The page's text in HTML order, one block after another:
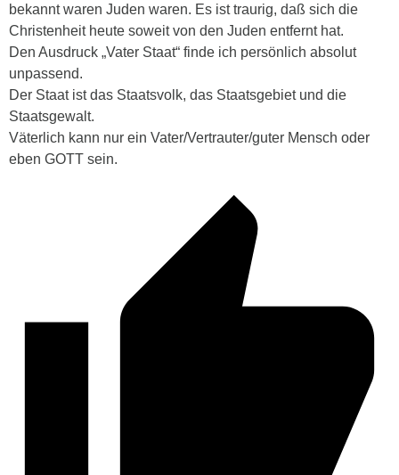
bekannt waren Juden waren. Es ist traurig, daß sich die
Christenheit heute soweit von den Juden entfernt hat.
Den Ausdruck „Vater Staat“ finde ich persönlich absolut
unpassend.
Der Staat ist das Staatsvolk, das Staatsgebiet und die
Staatsgewalt.
Väterlich kann nur ein Vater/Vertrauter/guter Mensch oder
eben GOTT sein.